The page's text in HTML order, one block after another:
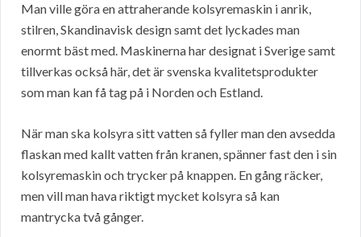
Man ville göra en attraherande kolsyremaskin i anrik,
stilren, Skandinavisk design samt det lyckades man
enormt bäst med. Maskinerna har designat i Sverige samt
tillverkas också här, det är svenska kvalitetsprodukter
som man kan få tag på i Norden och Estland.
När man ska kolsyra sitt vatten så fyller man den avsedda
flaskan med kallt vatten från kranen, spänner fast den i sin
kolsyremaskin och trycker på knappen. En gång räcker,
men vill man hava riktigt mycket kolsyra så kan
mantrycka två gånger.